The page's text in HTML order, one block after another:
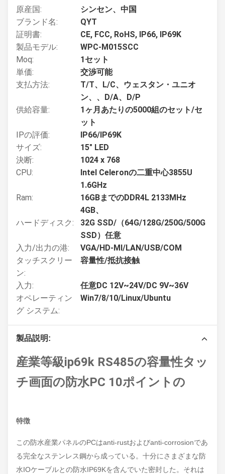
原産国:
シンセン、中国
ブランド名:
QYT
証明書:
CE, FCC, RoHS, IP66, IP69K
製品モデル:
WPC-M015SCC
Moq:
1セット
単価:
交渉可能
支払方法:
T/T、L/C、ウェスタン・ユニオ
ン、、D/A、D/P
供給容量:
1ヶ月あたりの5000組のセット/セ
ット
IPの評価:
IP66/IP69K
サイズ:
15" LED
決断:
1024 x 768
CPU:
Intel Celeronの二重中心3855U
1.6GHz
Ram:
16GBまでのDDR4L 2133MHz
4GB、
ハードディスク:
32G SSD/（64G/128G/250G/500G
SSD）任意
入力/出力の港:
VGA/HD-MI/LAN/USB/COM
タッチスクリー
ン:
容量性/抵抗接触
入力:
任意DC 12V~24V/DC 9V~36V
オペレーティン
グ システム:
Win7/8/10/Linux/Ubuntu
製品説明:
産業等級ip69k RS485の容量性タッ
チ画面の防水PC 10ポイントの
特徴
この防水産業パネルのPCはanti-rustおよびanti-corrosionであ
る完全なステンレス鋼から成っている。十分にさまざまな防
水IOケーブルとの防水IP69Kを含んでいた密封した。それは